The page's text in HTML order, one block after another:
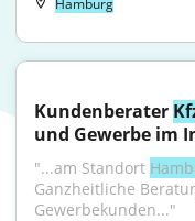
Hamburg
Kundenberater
und Gewerbe im
"...am Standort
Ganzheitliche
Gewerbekunden..."